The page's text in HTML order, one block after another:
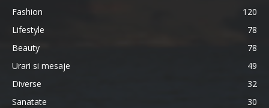
Fashion
120
Lifestyle
78
Beauty
78
Urari si mesaje
49
Diverse
32
Sanatate
30